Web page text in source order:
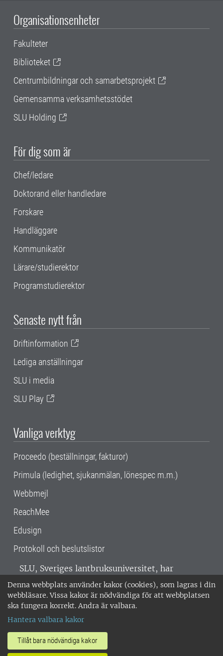
Denna webbplats använder kakor (cookies), som lagras i din
webbläsare. Vissa kakor är nödvändiga för att webbplatsen
ska fungera korrekt. Andra är valbara.
Hantera valbara kakor
Tillåt bara nödvändiga kakor
Organisationsenheter
Fakulteter
Biblioteket
Centrumbildningar och samarbetsprojekt
Gemensamma verksamhetsstödet
SLU Holding
För dig som är
Chef/ledare
Doktorand eller handledare
Forskare
Handläggare
Kommunikatör
Lärare/studierektor
Programstudierektor
Senaste nytt från
Driftinformation
Lediga anställningar
SLU i media
SLU Play
Vanliga verktyg
Proceedo (beställningar, fakturor)
Primula (ledighet, sjukanmälan, lönespec m.m.)
Webbmejl
ReachMee
Edusign
Protokoll och beslutslistor
SLU, Sveriges lantbruksuniversitet, har
verksamhet över hela Sverige. Huvudorter är
Alnarp, Uppsala och Umeå.SLU är
miljöcertifierat enligt ISO 14001. •
018-67 10 00 • Org nr: 202100-2817 •
Om SLU:s webbplatser
•Hantera kakor•Behandling av